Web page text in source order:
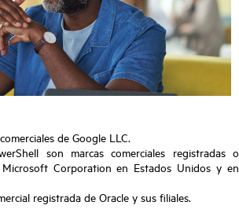
de Google LLC.
son marcas comerciales registradas o
Microsoft Corporation en Estados Unidos y en
registrada de Oracle y sus filiales.